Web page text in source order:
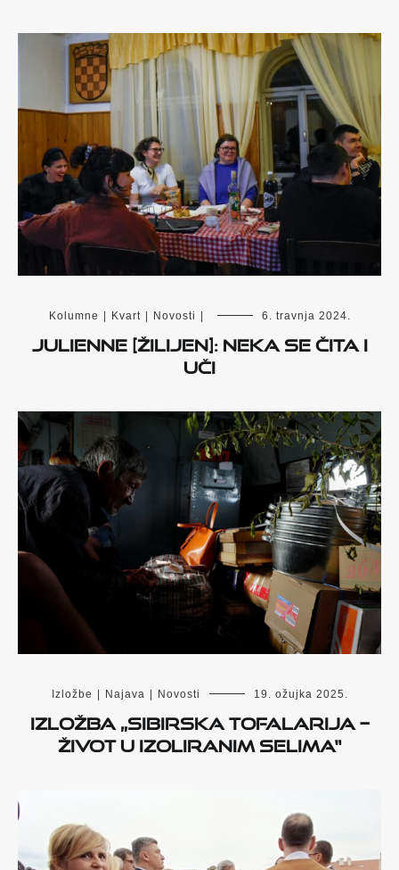
Kolumne | Kvart | Novosti | 6. travnja 2024.
Julienne [Žilijen]: neka se čita i
uči
Izložbe | Najava | Novosti 19. ožujka 2025.
Izložba „Sibirska Tofalarija –
život u izoliranim selima“